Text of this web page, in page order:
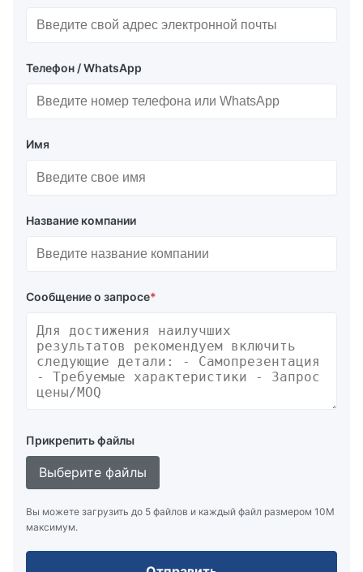
Телефон / WhatsApp
Имя
Название компании
Сообщение о запросе*
Прикрепить файлы
Выберите файлы
Вы можете загрузить до 5 файлов и каждый файл размером 10M
максимум.